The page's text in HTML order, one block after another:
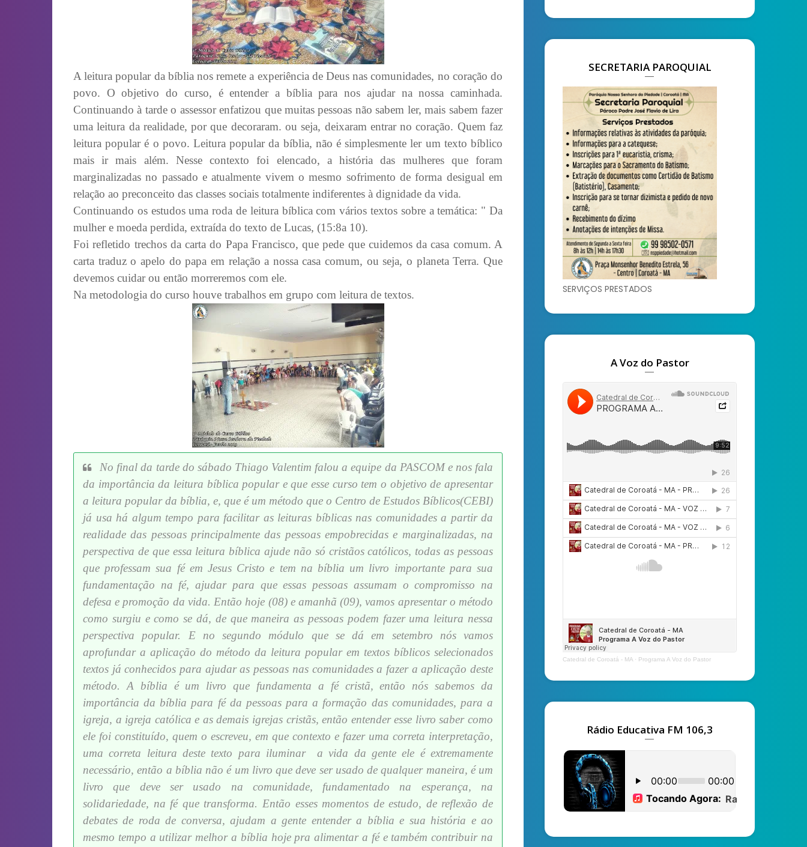
A leitura popular da bíblia nos remete a experiência de Deus nas comunidades, no coração do
povo. O objetivo do curso, é entender a bíblia para nos ajudar na nossa caminhada.
Continuando à tarde o assessor enfatizou que muitas pessoas não sabem ler, mais sabem fazer
uma leitura da realidade, por que decoraram. ou seja, deixaram entrar no coração. Quem faz
leitura popular é o povo. Leitura popular da bíblia, não é simplesmente ler um texto bíblico
mais ir mais além. Nesse contexto foi elencado, a história das mulheres que foram
marginalizadas no passado e atualmente vivem o mesmo sofrimento de forma desigual em
relação ao preconceito das classes sociais totalmente indiferentes à dignidade da vida.
Continuando os estudos uma roda de leitura bíblica com vários textos sobre a temática: " Da
mulher e moeda perdida, extraída do texto de Lucas, (15:8a 10).
Foi refletido trechos da carta do Papa Francisco, que pede que cuidemos da casa comum. A
carta traduz o apelo do papa em relação a nossa casa comum, ou seja, o planeta Terra. Que
devemos cuidar ou então morreremos com ele.
Na metodologia do curso houve trabalhos em grupo com leitura de textos.
No final da tarde do sábado Thiago Valentim falou a equipe da PASCOM e nos fala
da importância da leitura bíblica popular e que esse curso tem o objetivo de apresentar
a leitura popular da bíblia, e, que é um método que o Centro de Estudos Bíblicos(CEBI)
já usa há algum tempo para facilitar as leituras bíblicas nas comunidades a partir da
realidade das pessoas principalmente das pessoas empobrecidas e marginalizadas, na
perspectiva de que essa leitura bíblica ajude não só cristãos católicos, todas as pessoas
que professam sua fé em Jesus Cristo e tem na bíblia um livro importante para sua
fundamentação na fé, ajudar para que essas pessoas assumam o compromisso na
defesa e promoção da vida. Então hoje (08) e amanhã (09), vamos apresentar o método
como surgiu e como se dá, de que maneira as pessoas podem fazer uma leitura nessa
perspectiva popular. E no segundo módulo que se dá em setembro nós vamos
aprofundar a aplicação do método da leitura popular em textos bíblicos selecionados
textos já conhecidos para ajudar as pessoas nas comunidades a fazer a aplicação deste
método. A bíblia é um livro que fundamenta a fé cristã, então nós sabemos da
importância da bíblia para fé da pessoas para a formação das comunidades, para a
igreja, a igreja católica e as demais igrejas cristãs, então entender esse livro saber como
ele foi constituído, quem o escreveu, em que contexto e fazer uma correta interpretação,
uma correta leitura deste texto para iluminar
a vida da gente ele é extremamente
necessário, então a bíblia não é um livro que deve ser usado de qualquer maneira, é um
livro que deve ser usado na comunidade, fundamentado na esperança, na
solidariedade, na fé que transforma. Então esses momentos de estudo, de reflexão de
debates de roda de conversa, ajudam a gente entender a bíblia e sua história e ao
mesmo tempo a utilizar melhor a bíblia hoje pra alimentar a fé e também contribuir na
SECRETARIA PAROQUIAL
SERVIÇOS PRESTADOS
A Voz do Pastor
Catedral de Coroatá - MA · Programa A Voz do Pastor
Rádio Educativa FM 106,3